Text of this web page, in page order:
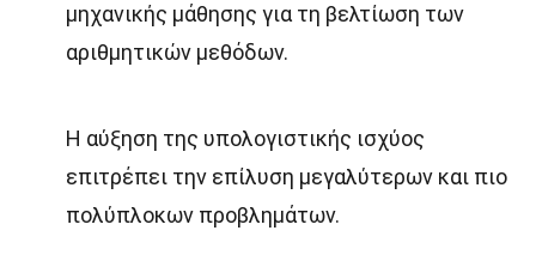
μηχανικής μάθησης για τη βελτίωση των
αριθμητικών μεθόδων.
Η αύξηση της υπολογιστικής ισχύος
επιτρέπει την επίλυση μεγαλύτερων και πιο
πολύπλοκων προβλημάτων.